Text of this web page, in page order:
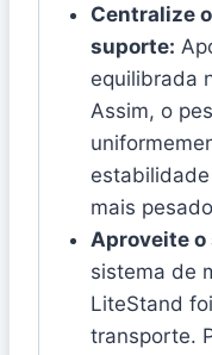
Centralize
suporte:
equilibrada
Assim, o
mais
Aproveite
sistema de
LiteStand
transporte.